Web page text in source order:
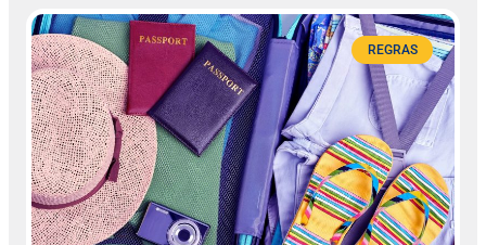
REGRAS